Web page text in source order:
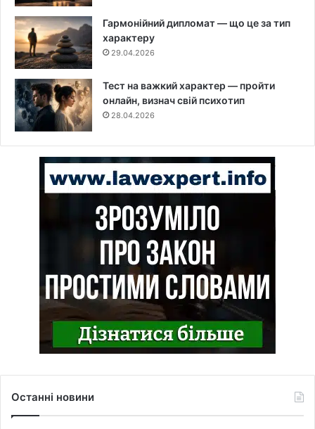
Гармонійний дипломат — що це за тип
характеру
29.04.2026
Тест на важкий характер — пройти
онлайн, визнач свій психотип
28.04.2026
Останні новини